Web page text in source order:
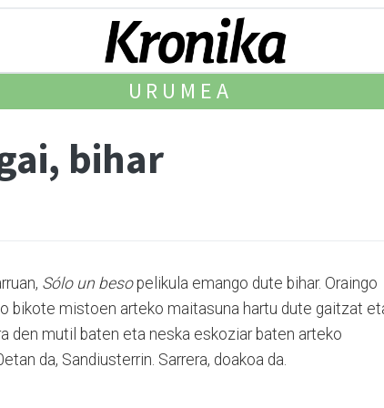
URUMEA
bihar
Sólo un besopelikula emango dute bihar. Oraingo
bikote mistoen arteko maitasuna hartu dute gaitzat
den mutil baten eta neska eskoziar baten arteko
da, Sandiusterrin. Sarrera, doakoa da.